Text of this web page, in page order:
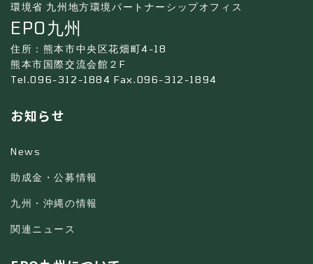
環境省 九州地方環境パートナーシップオフィス
EPO九州
住所：熊本市中央区花畑町4-18
熊本市国際交流会館２F
Tel.096-312-1884 Fax.096-312-1894
お知らせ
News
助成金・公募情報
九州・沖縄の情報
関連ニュース